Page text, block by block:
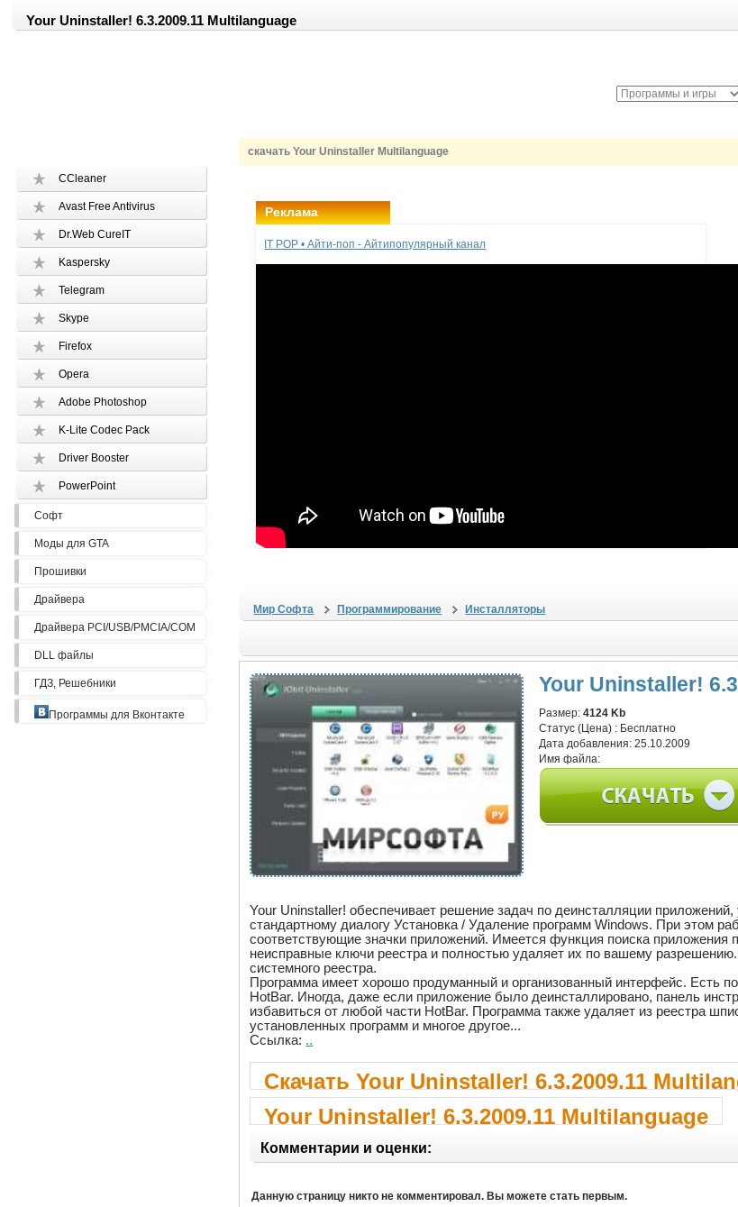
Your Uninstaller! 6.3.2009.11 Multilanguage
скачать Your Uninstaller Multilanguage
CCleaner
Avast Free Antivirus
Dr.Web CureIT
Kaspersky
Telegram
Skype
Firefox
Opera
Adobe Photoshop
K-Lite Codec Pack
Driver Booster
PowerPoint
Софт
Моды для GTA
Прошивки
Драйвера
Драйвера PCI/USB/PMCIA/COM
DLL файлы
ГДЗ, Решебники
Программы для Вконтакте
Реклама
IT POP • Айти-поп - Айтипопулярный канал
Мир Софта Программирование Инсталляторы
Your Uninstaller!
Размер:4124 Kb
Статус (Цена) : Бесплатно
Дата добавления:25.10.2009
Имя файла:
Your Uninstaller! обеспечивает решение задач по деинсталляции
стандартному диалогу Установка / Удаление программ Windows. При этом
соответствующие значки приложений. Имеется функция поиска приложения
неисправные ключи реестра и полностью удаляет их по вашему
системного реестра.
Программа имеет хорошо продуманный и организованный интерфейс. Есть
HotBar. Иногда, даже если приложение было деинсталлировано, панель
избавиться от любой части HotBar. Программа также удаляет из реестра
установленных программ и многое другое...
Ссылка: ..
Скачать Your Uninstaller! 6.3.2009.11
Your Uninstaller! 6.3.2009.11 Multilanguage
Комментарии и оценки:
Данную страницу никто не комментировал. Вы можете стать первым.